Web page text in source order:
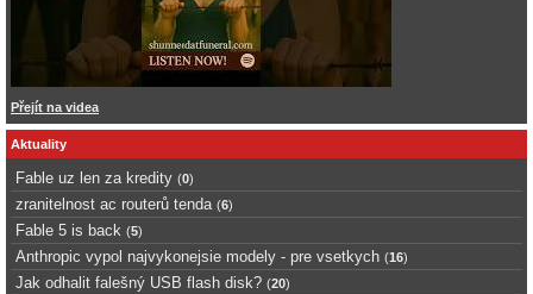
Přejít na videa
Aktuality
Fable uz len za kredity (0)
zranitelnost ac routerů tenda (6)
Fable 5 is back (5)
Anthropic vypol najvykonejsie modely - pre vsetkych (16)
Jak odhalit falešný USB flash disk? (20)